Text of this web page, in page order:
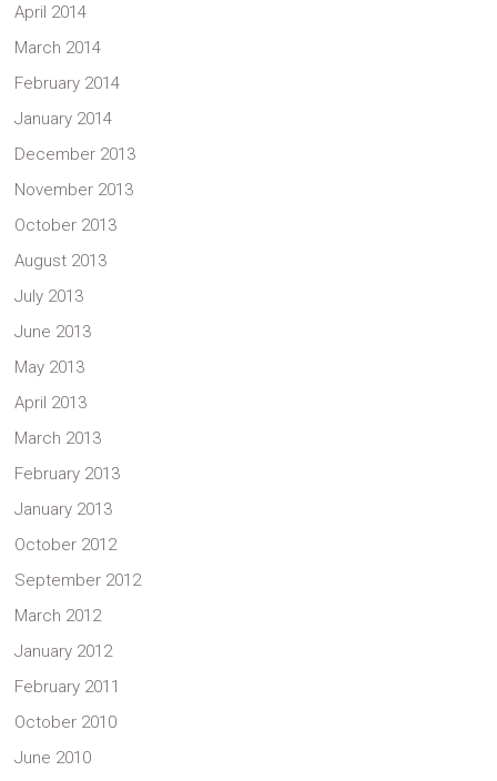
April 2014
March 2014
February 2014
January 2014
December 2013
November 2013
October 2013
August 2013
July 2013
June 2013
May 2013
April 2013
March 2013
February 2013
January 2013
October 2012
September 2012
March 2012
January 2012
February 2011
October 2010
June 2010